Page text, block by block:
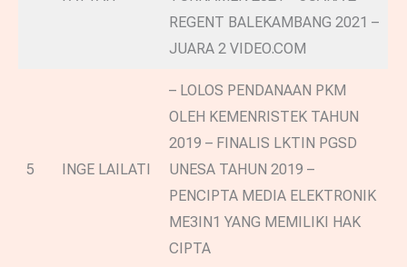
REGENT BALEKAMBANG 2021 –
JUARA 2 VIDEO.COM
5 INGE LAILATI
– LOLOS PENDANAAN PKM
OLEH KEMENRISTEK TAHUN
2019 – FINALIS LKTIN PGSD
UNESA TAHUN 2019 –
PENCIPTA MEDIA ELEKTRONIK
ME3IN1 YANG MEMILIKI HAK
CIPTA